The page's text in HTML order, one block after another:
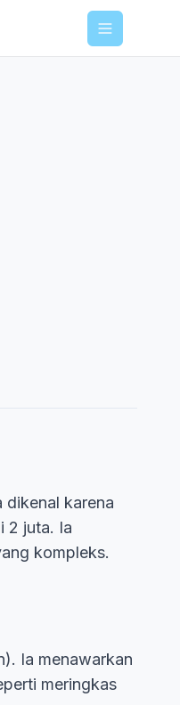
Menu
karena
2 juta. Ia
kompleks.
Ia menawarkan
meringkas